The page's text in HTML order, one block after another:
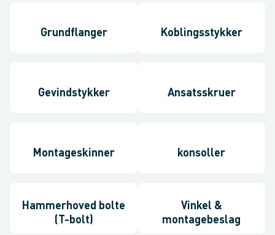
Grundflanger Koblingsstykker
Gevindstykker Ansatsskruer
Montageskinner konsoller
Hammerhoved bolte
(T-bolt)
Vinkel &
montagebeslag